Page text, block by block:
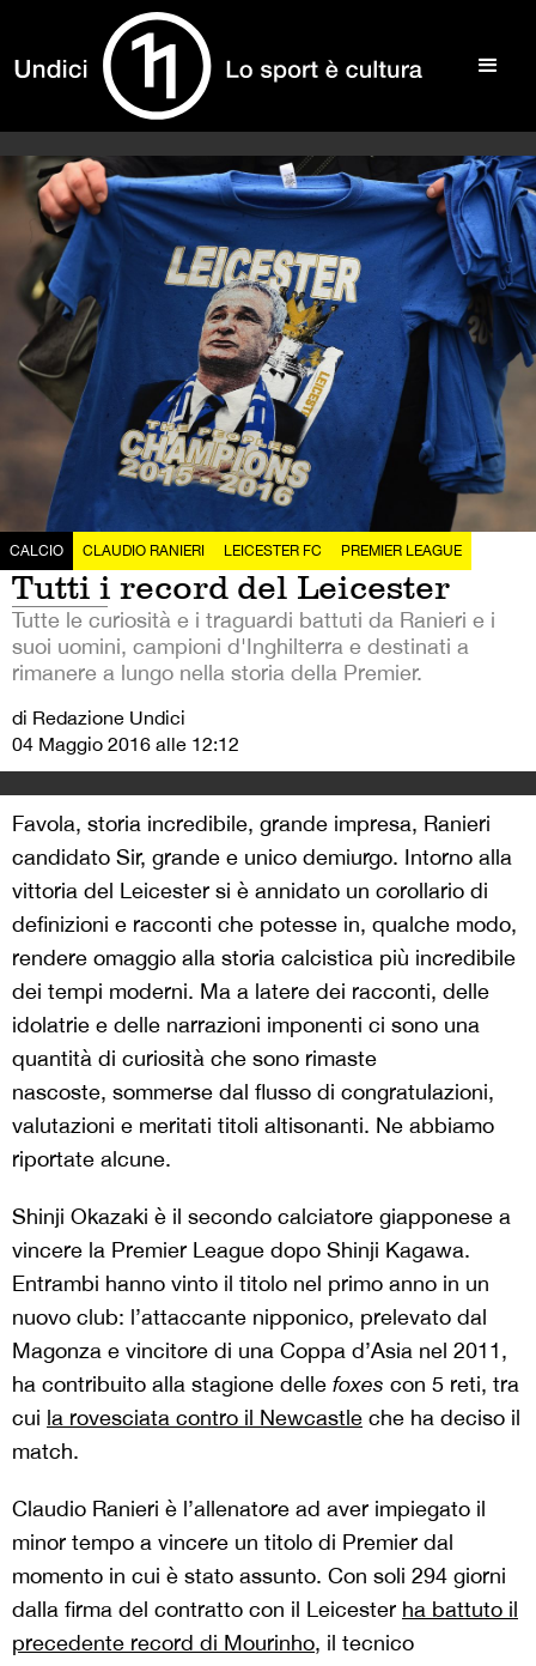
CALCIO CLAUDIO RANIERI LEICESTER FC PREMIER LEAGUE
Tutti i record del Leicester
Tutte le curiosità e i traguardi battuti da Ranieri e i
suoi uomini, campioni d'Inghilterra e destinati a
rimanere a lungo nella storia della Premier.
di Redazione Undici
04 Maggio 2016 alle 12:12
Favola, storia incredibile, grande impresa, Ranieri
candidato Sir, grande e unico demiurgo. Intorno alla
vittoria del Leicester si è annidato un corollario di
definizioni e racconti che potesse in, qualche modo,
rendere omaggio alla storia calcistica più incredibile
dei tempi moderni. Ma a latere dei racconti, delle
idolatrie e delle narrazioni imponenti ci sono una
quantità di curiosità che sono rimaste
nascoste, sommerse dal flusso di congratulazioni,
valutazioni e meritati titoli altisonanti. Ne abbiamo
riportate alcune.
Shinji Okazaki è il secondo calciatore giapponese a
vincere la Premier League dopo Shinji Kagawa.
Entrambi hanno vinto il titolo nel primo anno in un
nuovo club: l’attaccante nipponico, prelevato dal
Magonza e vincitore di una Coppa d’Asia nel 2011,
ha contribuito alla stagione delle foxes con 5 reti, tra
cui la rovesciata contro il Newcastle che ha deciso il
match.
Claudio Ranieri è l’allenatore ad aver impiegato il
minor tempo a vincere un titolo di Premier dal
momento in cui è stato assunto. Con soli 294 giorni
dalla firma del contratto con il Leicester ha battuto il
precedente record di Mourinho, il tecnico